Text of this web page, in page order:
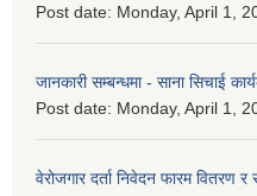
Post date: Monday, April 1,
जानकारी सम्बन्धमा - साना सिचाई
Post date: Monday, April 1,
वेरोजगार दर्ता निवेदन फारम वितरण